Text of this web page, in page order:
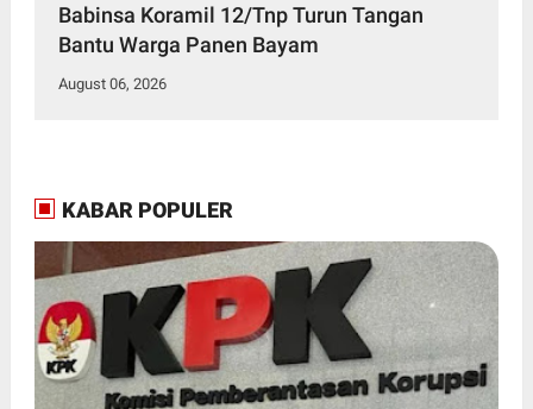
Babinsa Koramil 12/Tnp Turun Tangan
Bantu Warga Panen Bayam
August 06, 2026
KABAR POPULER